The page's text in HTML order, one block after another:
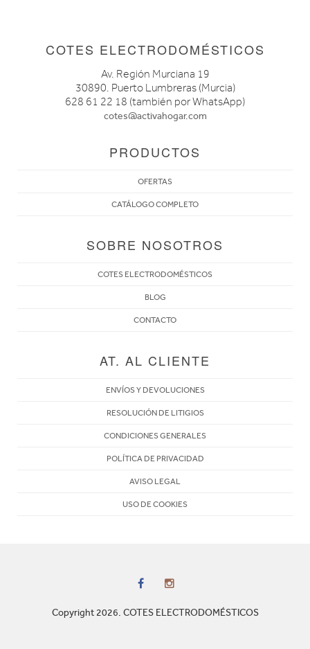
COTES ELECTRODOMÉSTICOS
Av. Región Murciana 19
30890. Puerto Lumbreras (Murcia)
628 61 22 18 (también por WhatsApp)
cotes@activahogar.com
PRODUCTOS
OFERTAS
CATÁLOGO COMPLETO
SOBRE NOSOTROS
COTES ELECTRODOMÉSTICOS
BLOG
CONTACTO
AT. AL CLIENTE
ENVÍOS Y DEVOLUCIONES
RESOLUCIÓN DE LITIGIOS
CONDICIONES GENERALES
POLÍTICA DE PRIVACIDAD
AVISO LEGAL
USO DE COOKIES
Copyright 2026. COTES ELECTRODOMÉSTICOS